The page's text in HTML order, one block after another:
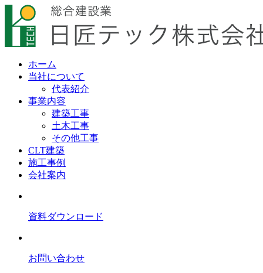
ホーム
当社について
代表紹介
事業内容
建築工事
土木工事
その他工事
CLT建築
施工事例
会社案内
資料ダウンロード
お問い合わせ